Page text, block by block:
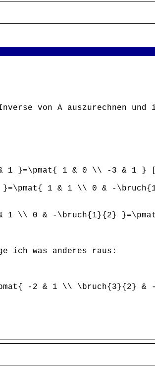
von A auszurechnen und
1 }=\pmat{ 1 & 0 \\ -3 & 1 } [/
1 & 1 \\ 0 & -
1 \\ 0 & -\bruch{1}{2}
ich was anderes raus:
-2 & 1 \\ \bruch{3}{2} &